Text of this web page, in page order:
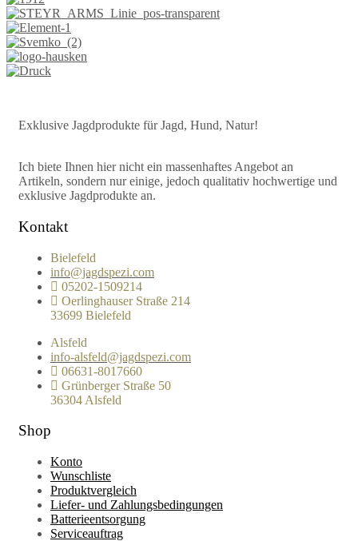
Exklusive Jagdprodukte für Jagd, Hund, Natur!
Ich biete Ihnen hier nicht ein massenhaftes Angebot an
Artikeln, sondern nur einige, jedoch qualitativ hochwertige und
exklusive Jagdprodukte an.
Kontakt
Bielefeld
info@jagdspezi.com
05202-1509214
Oerlinghauser Straße 214
33699 Bielefeld
Alsfeld
info-alsfeld@jagdspezi.com
06631-8017660
Grünberger Straße 50
36304 Alsfeld
Shop
Konto
Wunschliste
Produktvergleich
Liefer- und Zahlungsbedingungen
Batterieentsorgung
Serviceauftrag